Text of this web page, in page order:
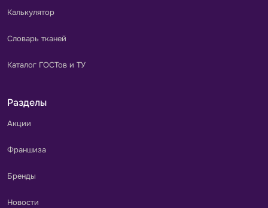
Калькулятор
Словарь тканей
Каталог ГОСТов и ТУ
Разделы
Акции
Франшиза
Бренды
Новости